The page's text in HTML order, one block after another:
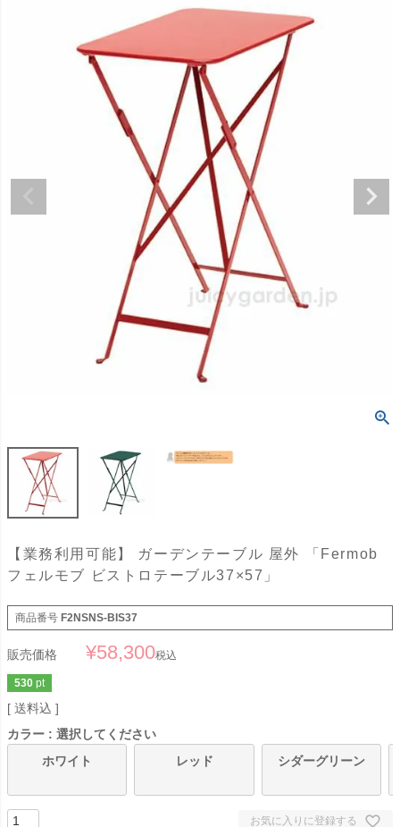
【業務利用可能】 ガーデンテーブル 屋外 「Fermob
フェルモブ ビストロテーブル37×57」
商品番号 F2NSNS-BIS37
販売価格 ¥58,300税込
530 pt
送料込
カラー
選択してください
ホワイト
レッド シダーグリーン
お気に入りに登録する